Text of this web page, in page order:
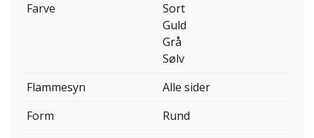
Farve
Sort
Guld
Grå
Sølv
Flammesyn
Alle sider
Form
Rund